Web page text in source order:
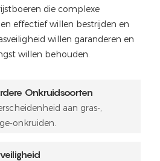
die complexe
effectief willen bestrijden en
willen garanderen en
willen behouden.
Onkruidsoorten
aan gras-,
onkruiden.